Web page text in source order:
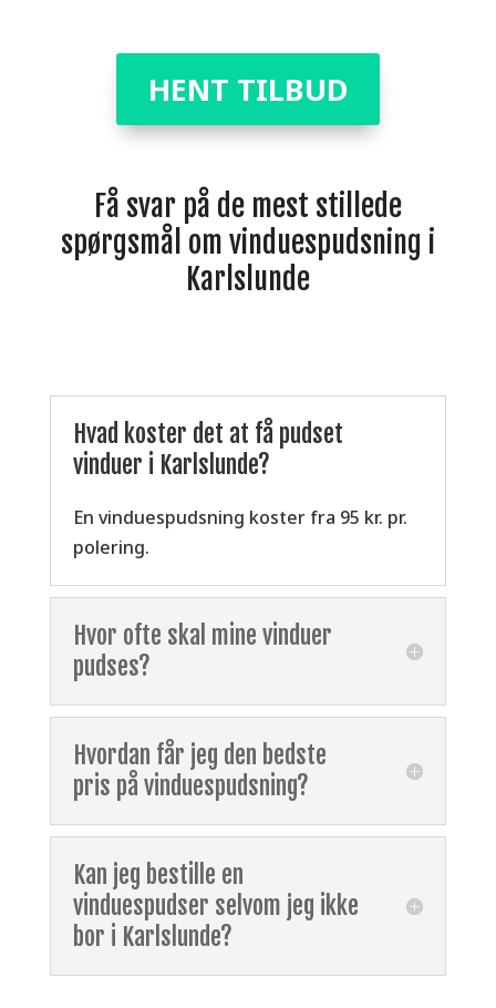
HENT TILBUD
Få svar på de mest stillede
spørgsmål om vinduespudsning i
Karlslunde
Hvad koster det at få pudset
vinduer i Karlslunde?
En vinduespudsning koster fra 95 kr. pr.
polering.
Hvor ofte skal mine vinduer
pudses?
Hvordan får jeg den bedste
pris på vinduespudsning?
Kan jeg bestille en
vinduespudser selvom jeg ikke
bor i Karlslunde?